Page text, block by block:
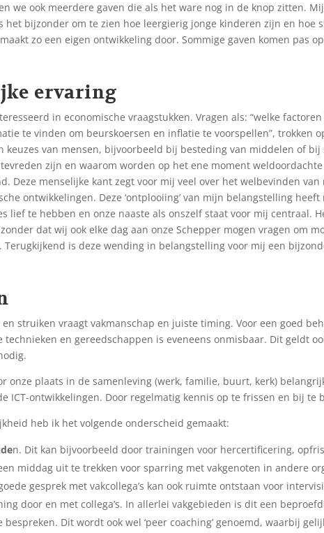
we ook meerdere gaven die als het ware nog in de knop zitten.
het bijzonder om te zien hoe leergierig jonge kinderen zijn en hoe
zo een eigen ontwikkeling door. Sommige gaven komen pas
ervaring
in economische vraagstukken. Vragen als: “welke
te vinden om beurskoersen en inflatie te voorspellen”, trokken
keuzes van mensen, bijvoorbeeld bij besteding van middelen of
zijn en waarom worden op het ene moment
Deze menselijke kant zegt voor mij veel over het welbevinden
ontwikkelingen. Deze ‘ontplooiing’ van mijn belangstelling
lief te hebben en onze naaste als onszelf staat voor mij centraal.
dat wij ook elke dag aan onze Schepper mogen vragen om
Terugkijkend is deze wending in belangstelling voor mij een
en struiken vraagt vakmanschap en juiste timing. Voor een goed
technieken en gereedschappen is eveneens onmisbaar. Dit geldt
onze plaats in de samenleving (werk, familie, buurt, kerk)
ICT-ontwikkelingen. Door regelmatig kennis op te frissen en bij
heb ik het volgende onderscheid gemaakt:
n. Dit kan bijvoorbeeld door trainingen voor hercertificering,
een middag uit te trekken voor sparring met vakgenoten in andere
gesprek met vakcollega’s kan ook ruimte ontstaan voor
door en met collega’s. In allerlei vakgebieden is dit een
Dit wordt ook wel ‘peer coaching’ genoemd, waarbij